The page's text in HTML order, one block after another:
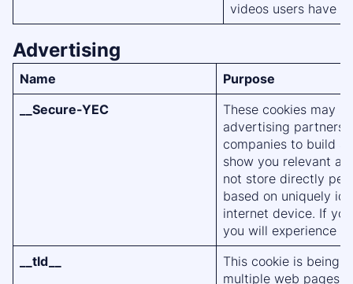
videos users have
Advertising
Name
Purpose
__Secure-YEC
These cookies may
advertising partners.
companies to build
show you relevant
not store directly
based on uniquely
internet device. If
you will experience
__tld__
This cookie is being
multiple web pages